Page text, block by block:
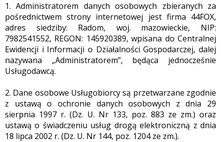
1. Administratorem danych osobowych zbieranych za
pośrednictwem strony internetowej jest firma 44FOX,
adres siedziby: Radom, woj. mazowieckie, NIP:
7982541552, REGON: 145920389, wpisana do Centralnej
Ewidencji i Informacji o Działalności Gospodarczej, dalej
nazywana „Administratorem”, będąca jednocześnie
Usługodawcą.
2. Dane osobowe Usługobiorcy są przetwarzane zgodnie
z ustawą o ochronie danych osobowych z dnia 29
sierpnia 1997 r. (Dz. U. Nr 133, poz. 883 ze zm.) oraz
ustawą o świadczeniu usług drogą elektroniczną z dnia
18 lipca 2002 r. (Dz. U. Nr 144, poz. 1204 ze zm.).